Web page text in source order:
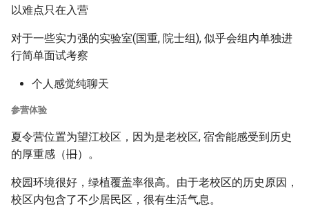
以难点只在入营
对于一些实力强的实验室(国重, 院士组), 似乎会组内单独进
行简单面试考察
个人感觉纯聊天
参营体验
夏令营位置为望江校区，因为是老校区, 宿舍能感受到历史
的厚重感（旧）。
校园环境很好，绿植覆盖率很高。由于老校区的历史原因，
校区内包含了不少居民区，很有生活气息。